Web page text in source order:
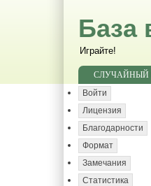
База
Играйте!
СЛУЧАЙНЫЙ
Войти
Лицензия
Благодарности
Формат
Замечания
Статистика